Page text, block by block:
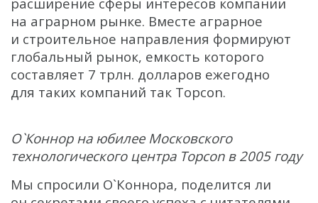
на аграрном рынке. Вместе аграрное
и строительное направления формируют
глобальный рынок, емкость которого
составляет 7 трлн. долларов ежегодно
для таких компаний так Topcon.
О`Коннор на юбилее Московского
технологического центра Topcon в 2005 году
Мы спросили О`Коннора, поделится ли